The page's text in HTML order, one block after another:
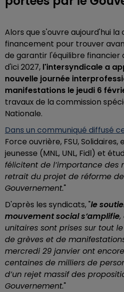
Alors que s'ouvre aujourd'hui
financement pour trouver
de garantir l'équilibre
d'ici 2027, l'intersyndicale a
nouvelle journée
manifestations le jeudi 6
travaux de la commission
Nationale.
Dans un communiqué diffusé
Force ouvrière, FSU,
jeunesse (MNL, UNL, Fidl) et
félicitent de l’importance des
retrait du projet de réforme
Gouvernement."
D'après les syndicats, "le
mouvement social s’amplifie,
unitaires sont prises sur tout
de grèves et de
mercredi 29 janvier ont
centaines de milliers de
d’un rejet massif des
Gouvernement."